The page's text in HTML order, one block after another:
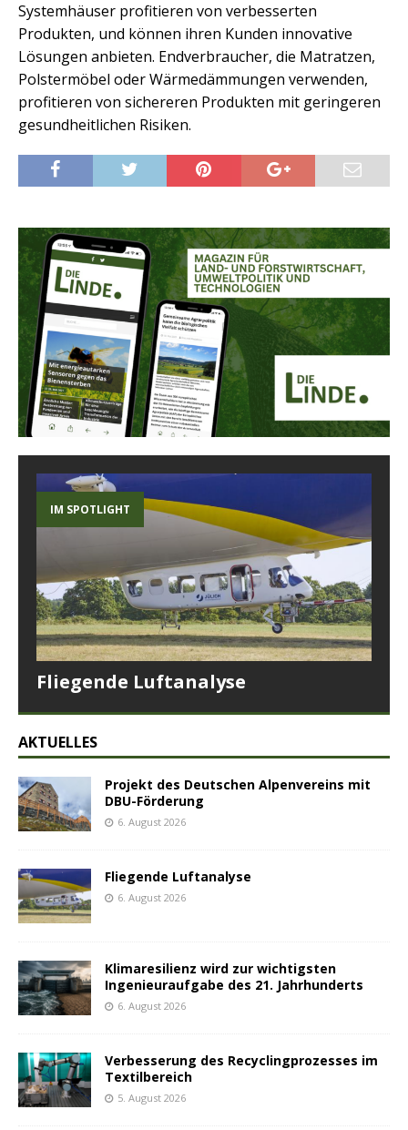
Systemhäuser profitieren von verbesserten
Produkten, und können ihren Kunden innovative
Lösungen anbieten. Endverbraucher, die Matratzen,
Polstermöbel oder Wärmedämmungen verwenden,
profitieren von sichereren Produkten mit geringeren
gesundheitlichen Risiken.
IM SPOTLIGHT
Fliegende Luftanalyse
AKTUELLES
Projekt des Deutschen Alpenvereins mit
DBU-Förderung
6. August 2026
Fliegende Luftanalyse
6. August 2026
Klimaresilienz wird zur wichtigsten
Ingenieuraufgabe des 21. Jahrhunderts
6. August 2026
Verbesserung des Recyclingprozesses im
Textilbereich
5. August 2026